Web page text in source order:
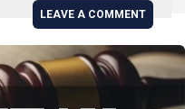
LEAVE A COMMENT